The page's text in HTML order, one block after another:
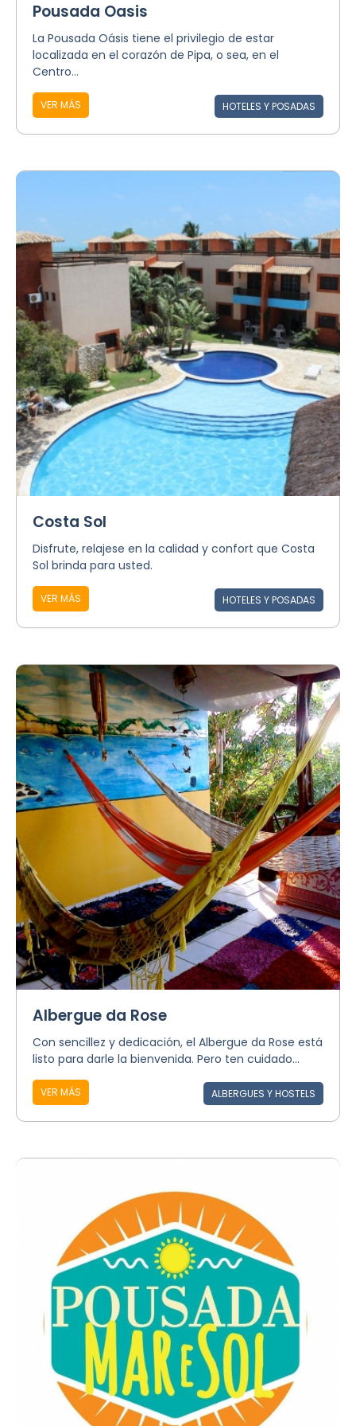
Pousada Oasis
La Pousada Oásis tiene el privilegio de estar
localizada en el corazón de Pipa, o sea, en el
Centro...
VER MÁS HOTELES Y POSADAS
Costa Sol
Disfrute, relajese en la calidad y confort que Costa
Sol brinda para usted.
VER MÁS HOTELES Y POSADAS
Albergue da Rose
Con sencillez y dedicación, el Albergue da Rose está
listo para darle la bienvenida. Pero ten cuidado...
VER MÁS ALBERGUES Y HOSTELS